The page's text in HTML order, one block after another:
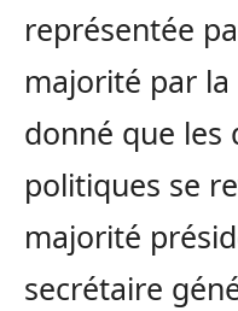
représentée
majorité par
donné que les
politiques se
majorité
secrétaire